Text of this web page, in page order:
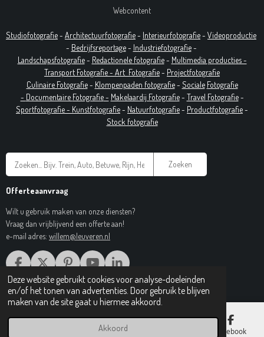
Deze website gebruikt cookies voor analyse-doeleinden
en/of het tonen van advertenties. Door gebruik te blijven
maken van de site gaat u hiermee akkoord.
Akkoord
Webcontent
Studiofotografie- Architectuurfotografie- Interieurfotografie- Videoproductie
- Bedrijfsreportage- Industriefotografie-
Landschapsfotografie- Redactionele fotografie- Multimedia producties -
Transport Fotografie - Art Fotografie- Projectfotografie
Culinaire Fotografie- Klompenpaden fotografie- Sociale Fotografie
- Documentaire Fotografie- Makelaardij Fotografie- Travel Fotografie-
Sportfotografie - Kunstfotografie- Natuurfotografie- Productfotografie-
Stock fotografie
Zoeken
Offerteaanvraag
Wilt u gebruik maken van onze diensten?
Vraag dan vrijblijvend een offerte aan!
e-mail adres: willem@leuveren.nl
F
A
C
E
X
P
I
N
T
Y
O
U
T
L
I
N
K
I
© 2017 Regiobeeldbank.nl
Telefoonnummer Facebook